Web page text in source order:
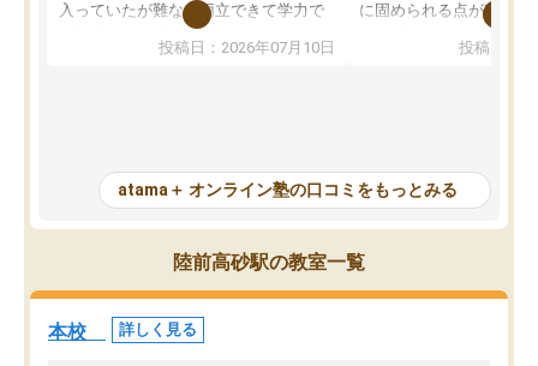
入っていたが難なく両立できて学力で
も部活でも結果を残すことができてよ
かった。また問題演習の際に、自分が
が、自分で自分の管理ができない人に
とっては難しい部分もあるのではない
かと思った。
投稿日：2026年07月10日
に固められる点が魅力で
項目のおかげで、手軽
元数が可視化されるので
しながら意欲的に取り組
常に効果を実感している
になった現在も大学受験
して利用しており、自信
すめできる塾です。
投稿日：
atama＋ オンライン塾の口コミをもっとみる
陸前高砂駅の教室一覧
本校 詳しく見る